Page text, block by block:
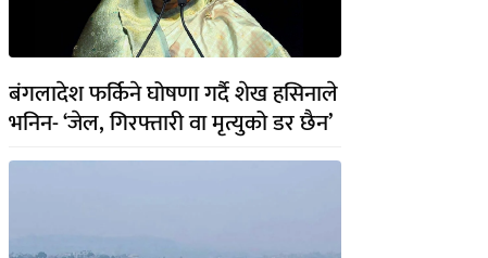
बंगलादेश फर्किने घोषणा गर्दै शेख हसिनाले
भनिन- ‘जेल, गिरफ्तारी वा मृत्युको डर छैन’